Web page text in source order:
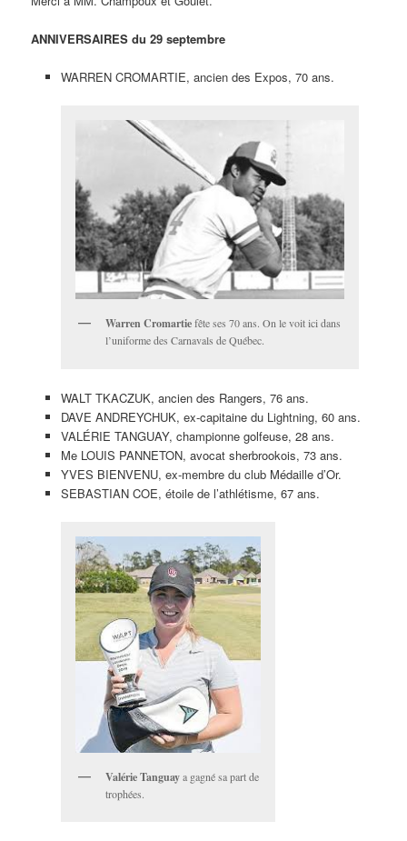
ANNIVERSAIRES du 29 septembre
WARREN CROMARTIE, ancien des Expos, 70 ans.
Warren Cromartiefête ses 70 ans. On le voit ici dans
l’uniforme des Carnavals de Québec.
WALT TKACZUK, ancien des Rangers, 76 ans.
DAVE ANDREYCHUK, ex-capitaine du Lightning, 60 ans.
VALÉRIE TANGUAY, championne golfeuse, 28 ans.
Me LOUIS PANNETON, avocat sherbrookois, 73 ans.
YVES BIENVENU, ex-membre du club Médaille d’Or.
SEBASTIAN COE, étoile de l’athlétisme, 67 ans.
Valérie Tanguaya gagné sa part de
trophées.